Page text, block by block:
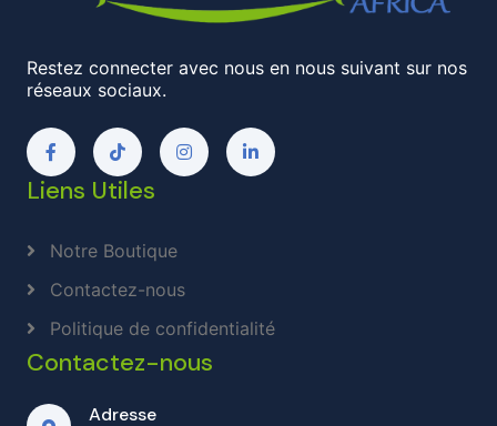
Restez connecter avec nous en nous suivant sur nos
réseaux sociaux.
Liens Utiles
Notre Boutique
Contactez-nous
Politique de confidentialité
Contactez-nous
Adresse